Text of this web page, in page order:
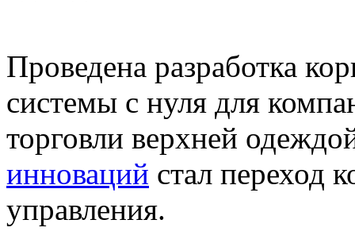
Проведена разработка
системы с нуля для
торговли верхней
инноваций стал переход
управления.